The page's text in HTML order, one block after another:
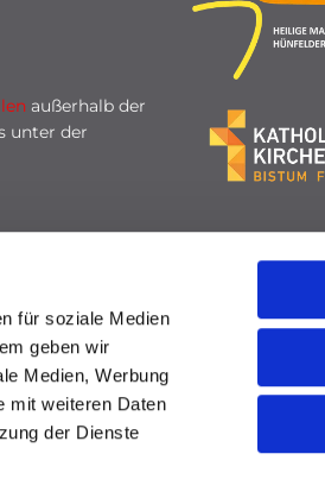
für soziale Medien
geben wir
Medien, Werbung
mit weiteren Daten
der Dienste
außerhalb der
unter der